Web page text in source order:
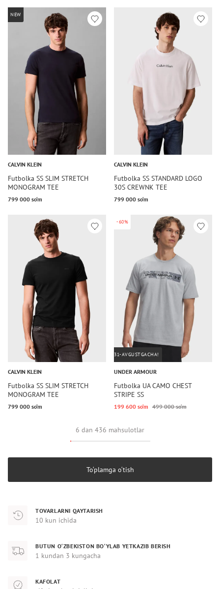
NEW
CALVIN KLEIN
Futbolka SS SLIM STRETCH
MONOGRAM TEE
799 000 so‘m
CALVIN KLEIN
Futbolka SS STANDARD LOGO
30S CREWNK TEE
799 000 so‘m
CALVIN KLEIN
Futbolka SS SLIM STRETCH
MONOGRAM TEE
799 000 so‘m
-60%
31-AVGUSTGACHA!
UNDER ARMOUR
Futbolka UA CAMO CHEST
STRIPE SS
199 600 so‘m 499 000 so‘m
6 dan 436 mahsulotlar
To‘plamga o‘tish
TOVARLARNI QAYTARISH
10 kun ichida
BUTUN O‘ZBEKISTON BO‘YLAB YETKAZIB BERISH
1 kundan 3 kungacha
KAFOLAT